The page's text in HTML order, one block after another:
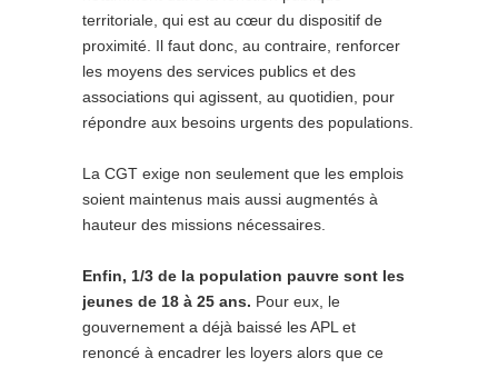
territoriale, qui est au cœur du dispositif de
proximité. Il faut donc, au contraire, renforcer
les moyens des services publics et des
associations qui agissent, au quotidien, pour
répondre aux besoins urgents des populations.
La CGT exige non seulement que les emplois
soient maintenus mais aussi augmentés à
hauteur des missions nécessaires.
Enfin, 1/3 de la population pauvre sont les
jeunes de 18 à 25 ans. Pour eux, le
gouvernement a déjà baissé les APL et
renoncé à encadrer les loyers alors que ce